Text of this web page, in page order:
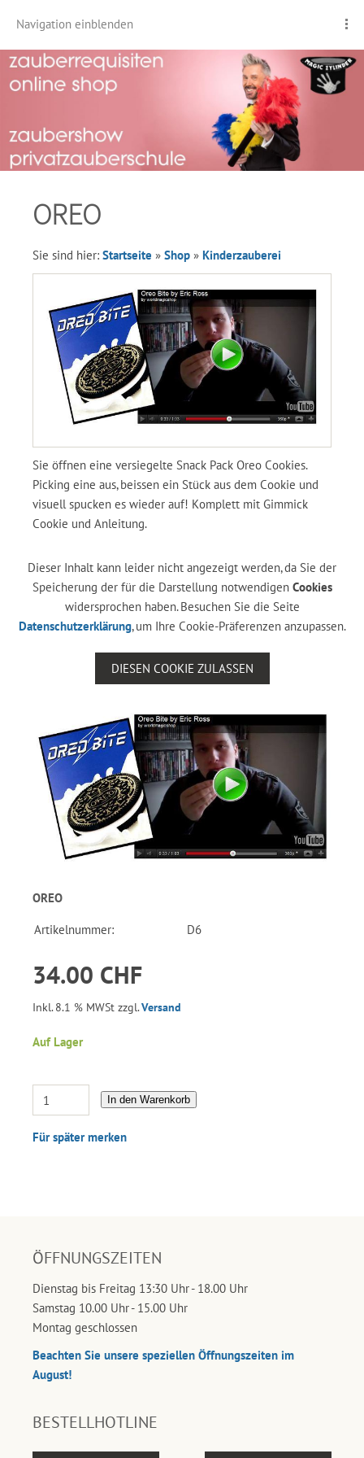
Navigation einblenden
OREO
Sie sind hier: Startseite » Shop » Kinderzauberei
Sie öffnen eine versiegelte Snack Pack Oreo Cookies.
Picking eine aus, beissen ein Stück aus dem Cookie und
visuell spucken es wieder auf! Komplett mit Gimmick
Cookie und Anleitung.
Dieser Inhalt kann leider nicht angezeigt werden, da Sie der
Speicherung der für die Darstellung notwendigen Cookies
widersprochen haben. Besuchen Sie die Seite
Datenschutzerklärung, um Ihre Cookie-Präferenzen anzupassen.
DIESEN COOKIE ZULASSEN
OREO
Artikelnummer: D6
34.00 CHF
Inkl. 8.1 % MWSt zzgl.Versand
Auf Lager
In den Warenkorb
Für später merken
ÖFFNUNGSZEITEN
Dienstag bis Freitag 13:30 Uhr - 18.00 Uhr
Samstag 10.00 Uhr - 15.00 Uhr
Montag geschlossen
Beachten Sie unsere speziellen Öffnungszeiten im
August!
BESTELLHOTLINE